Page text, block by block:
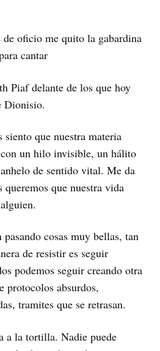
oficio me quito la gabardina
cantar
Piaf delante de los que hoy
Dionisio.
siento que nuestra materia
un hilo invisible, un hálito
de sentido vital. Me da
que nuestra vida
cosas muy bellas, tan
de resistir es seguir
podemos seguir creando otra
protocolos absurdos,
tramites que se retrasan.
a la tortilla. Nadie puede